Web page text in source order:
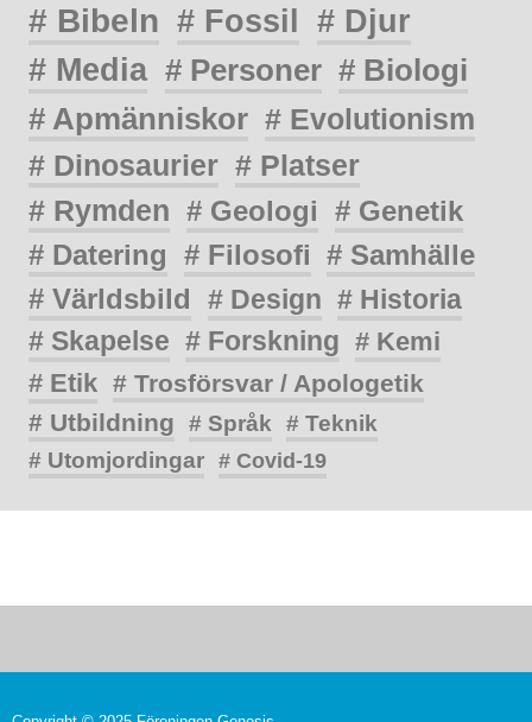
# Bibeln # Fossil # Djur
# Media # Personer # Biologi
# Apmänniskor # Evolutionism
# Dinosaurier # Platser
# Rymden # Geologi # Genetik
# Datering # Filosofi # Samhälle
# Världsbild
# Design # Historia
# Skapelse # Forskning # Kemi
# Etik # Trosförsvar / Apologetik
# Utbildning
# Språk # Teknik
# Utomjordingar # Covid-19